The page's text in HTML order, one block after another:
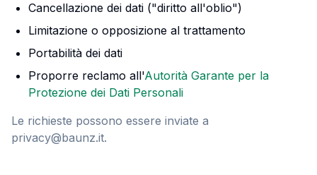
Cancellazione dei dati ("diritto all'oblio")
Limitazione o opposizione al trattamento
Portabilità dei dati
Proporre reclamo all'Autorità Garante per la
Protezione dei Dati Personali
Le richieste possono essere inviate a
privacy@baunz.it.